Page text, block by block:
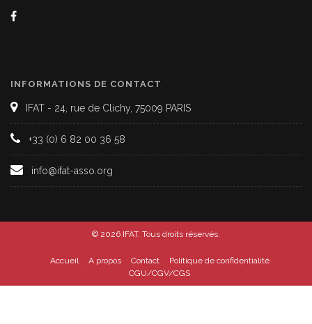
INFORMATIONS DE CONTACT
IFAT - 24, rue de Clichy, 75009 PARIS
+33 (0) 6 82 00 36 58
info@ifat-asso.org
© 2026 IFAT. Tous droits réservés.
Accueil A propos Contact
Politique de confidentialité
CGU/CGV/CGS